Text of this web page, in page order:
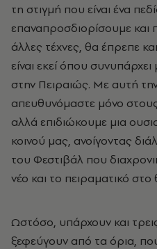
τη στιγμή που είναι ένα
επαναπροσδιορίσουμε και
άλλες τέχνες, θα έπρεπε
είναι εκεί όπου
στην Πειραιώς. Με αυτή
απευθυνόμαστε μόνο
αλλά επιδιώκουμε μια
κοινού μας, ανοίγοντας
του Φεστιβάλ που
νέο και το πειραματικό
Ωστόσο, υπάρχουν και
ξεφεύγουν από τα όρια,